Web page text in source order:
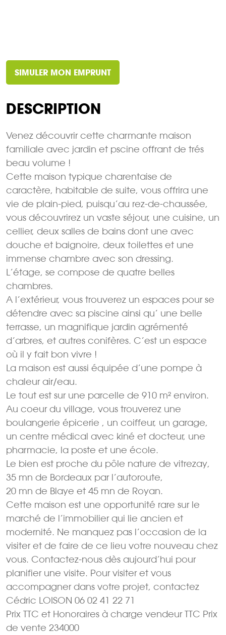
SIMULER MON EMPRUNT
DESCRIPTION
Venez découvrir cette charmante maison
familiale avec jardin et pscine offrant de trés
beau volume !
Cette maison typique charentaise de
caractère, habitable de suite, vous offrira une
vie de plain-pied, puisqu’au rez-de-chaussée,
vous découvrirez un vaste séjour, une cuisine, un
cellier, deux salles de bains dont une avec
douche et baignoire, deux toilettes et une
immense chambre avec son dressing.
L’étage, se compose de quatre belles
chambres.
A l’extérieur, vous trouverez un espaces pour se
détendre avec sa piscine ainsi qu’ une belle
terrasse, un magnifique jardin agrémenté
d’arbres, et autres conifères. C’est un espace
où il y fait bon vivre !
La maison est aussi équipée d’une pompe à
chaleur air/eau.
Le tout est sur une parcelle de 910 m² environ.
Au coeur du village, vous trouverez une
boulangerie épicerie , un coiffeur, un garage,
un centre médical avec kiné et docteur, une
pharmacie, la poste et une école.
Le bien est proche du pôle nature de vitrezay,
35 mn de Bordeaux par l’autoroute,
20 mn de Blaye et 45 mn de Royan.
Cette maison est une opportunité rare sur le
marché de l’immobilier qui lie ancien et
modernité. Ne manquez pas l’occasion de la
visiter et de faire de ce lieu votre nouveau chez
vous. Contactez-nous dès aujourd’hui pour
planifier une visite. Pour visiter et vous
accompagner dans votre projet, contactez
Cédric LOISON 06 02 41 22 71
Prix TTC et Honoraires à charge vendeur TTC Prix
de vente 234000 